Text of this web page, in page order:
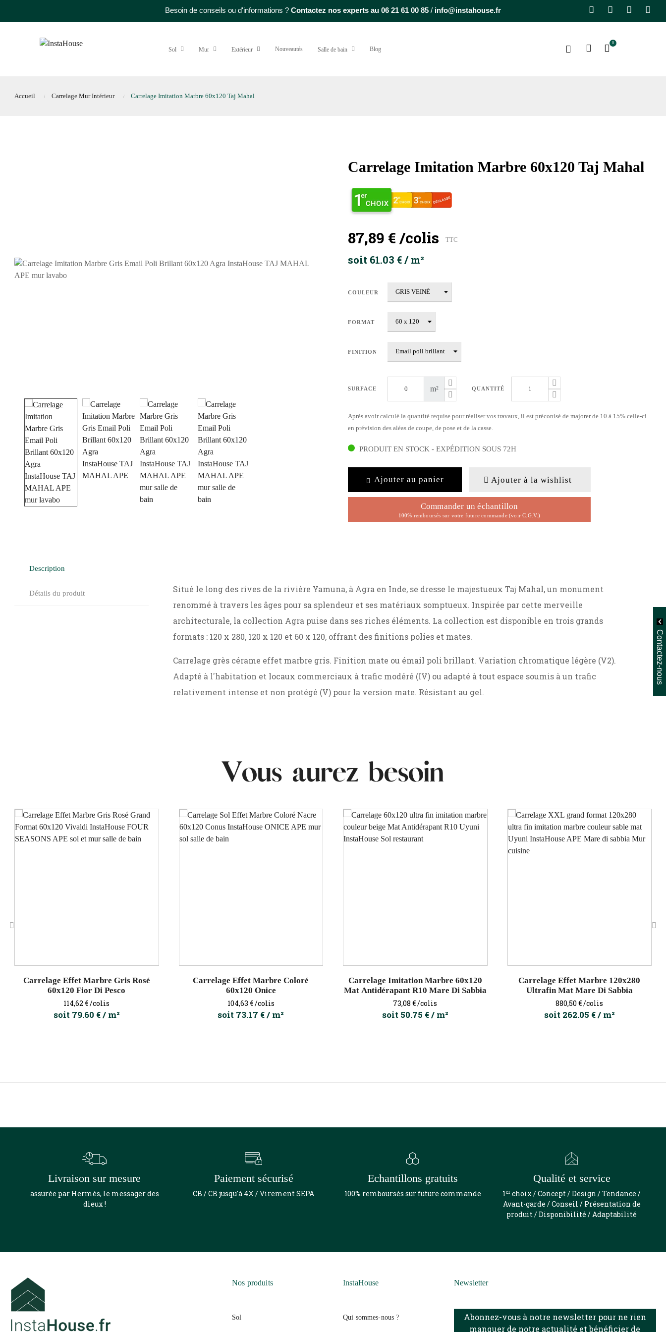
Besoin de conseils ou d'informations ? Contactez nos experts au 06 21 61 00 85 / info@instahouse.fr FacebookPinterest
Sol Mur Extérieur Nouveautés Salle de bain Blog
0
Accueil Carrelage Mur Intérieur Carrelage Imitation Marbre 60x120 Taj Mahal
Carrelage Imitation Marbre 60x120 Taj Mahal
87,89 € /colis TTC
soit 61.03 € / m²
COULEUR
FORMAT
FINITION
SURFACE m² QUANTITÉ
Après avoir calculé la quantité requise pour réaliser vos travaux, il est préconisé de majorer de 10 à 15% celle-ci
en prévision des aléas de coupe, de pose et de la casse.
PRODUIT EN STOCK - EXPÉDITION SOUS 72H
Ajouter au panier Ajouter à la wishlist
Commander un échantillon
100% remboursés sur votre future commande (voir C.G.V.)
Description
Détails du produit
Situé le long des rives de la rivière Yamuna, à Agra en Inde, se dresse le majestueux Taj Mahal, un monument
renommé à travers les âges pour sa splendeur et ses matériaux somptueux. Inspirée par cette merveille
architecturale, la collection Agra puise dans ses riches éléments. La collection est disponible en trois grands
formats : 120 x 280, 120 x 120 et 60 x 120, offrant des finitions polies et mates.
Carrelage grès cérame effet marbre gris. Finition mate ou émail poli brillant. Variation chromatique légère (V2).
Adapté à l'habitation et locaux commerciaux à trafic modéré (IV) ou adapté à tout espace soumis à un trafic
relativement intense et non protégé (V) pour la version mate. Résistant au gel.
Vous aurez besoin
Carrelage Effet Marbre Gris Rosé
60x120 Fior Di Pesco
Prix
114,62 €/colis
soit 79.60 € / m²
Carrelage Effet Marbre Coloré
60x120 Onice
Prix
104,63 €/colis
soit 73.17 € / m²
Carrelage Imitation Marbre 60x120
Mat Antidérapant R10 Mare Di Sabbia
Prix
73,08 €/colis
soit 50.75 € / m²
Carrelage Effet Marbre 120x280
Ultrafin Mat Mare Di Sabbia
Prix
880,50 €/colis
soit 262.05 € / m²
Livraison sur mesure
assurée par Hermès, le messager des
dieux !
Paiement sécurisé
CB / CB jusqu'à 4X / Virement SEPA
Echantillons gratuits
100% remboursés sur future commande
Qualité et service
1er choix / Concept / Design / Tendance /
Avant-garde / Conseil / Présentation de
produit / Disponibilité / Adaptabilité
Nos produits
Sol
InstaHouse
Qui sommes-nous ?
Newsletter
Abonnez-vous à notre newsletter pour ne rien
manquer de notre actualité et bénéficier de
Contactez-nous